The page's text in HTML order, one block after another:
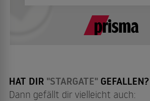
HAT DIR "STARGATE" GEFALLEN?
Dann gefällt dir vielleicht auch: